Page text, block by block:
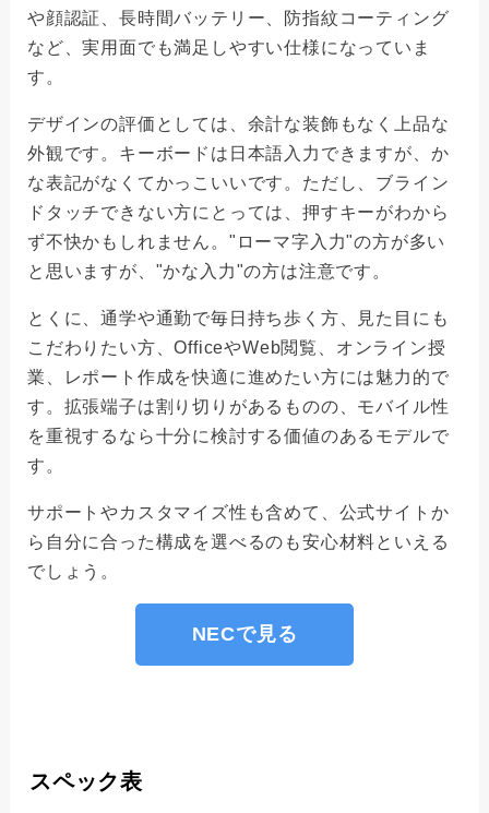
や顔認証、長時間バッテリー、防指紋コーティング
など、実用面でも満足しやすい仕様になっていま
す。
デザインの評価としては、余計な装飾もなく上品な
外観です。キーボードは日本語入力できますが、か
な表記がなくてかっこいいです。ただし、ブライン
ドタッチできない方にとっては、押すキーがわから
ず不快かもしれません。"ローマ字入力"の方が多い
と思いますが、"かな入力"の方は注意です。
とくに、通学や通勤で毎日持ち歩く方、見た目にも
こだわりたい方、OfficeやWeb閲覧、オンライン授
業、レポート作成を快適に進めたい方には魅力的で
す。拡張端子は割り切りがあるものの、モバイル性
を重視するなら十分に検討する価値のあるモデルで
す。
サポートやカスタマイズ性も含めて、公式サイトか
ら自分に合った構成を選べるのも安心材料といえる
でしょう。
NECで見る
スペック表